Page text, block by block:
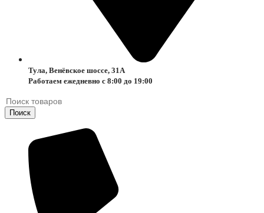
Тула, Венёвское шоссе, 31А
Работаем ежедневно с 8:00 до 19:00
Поиск